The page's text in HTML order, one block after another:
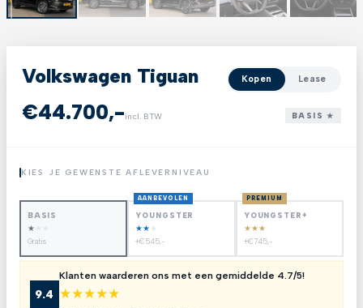
Volkswagen Tiguan Kopen Lease
€44.700,-incl. BTW BASIS ★
KIES JE GEWENSTE AFLEVERNIVEAU
BASIS
★
Gratis
AANBEVOLEN
YOUNGSTER
★★ ★
+€545,-
PREMIUM
YOUNGSTER+
★★★
+€745,-
9.4
Klanten waarderen ons met een gemiddelde 4.7/5!
★★★★★